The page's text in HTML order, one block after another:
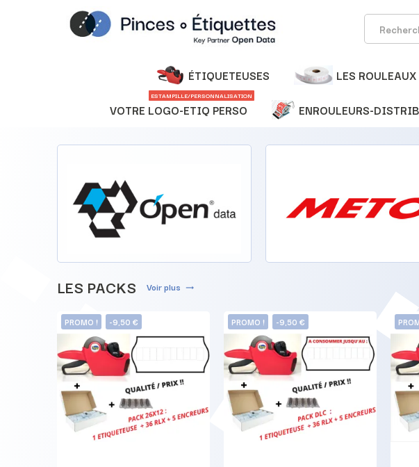
ÉTIQUETEUSES LES ROULEAUX
VOTRE LOGO-ETIQ PERSO
ESTAMPILLE/PERSONNALISATION
ENROULEURS-
LES PACKS Voir plus trending_flat
PROMO ! -9,50 € PROMO ! -9,50 €